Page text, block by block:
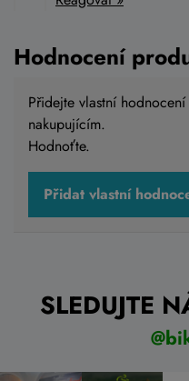
Hodnocení
Přidejte vlastní
nakupujícím.
Hodnoťte.
Přidat vlastní
SLEDUJTE